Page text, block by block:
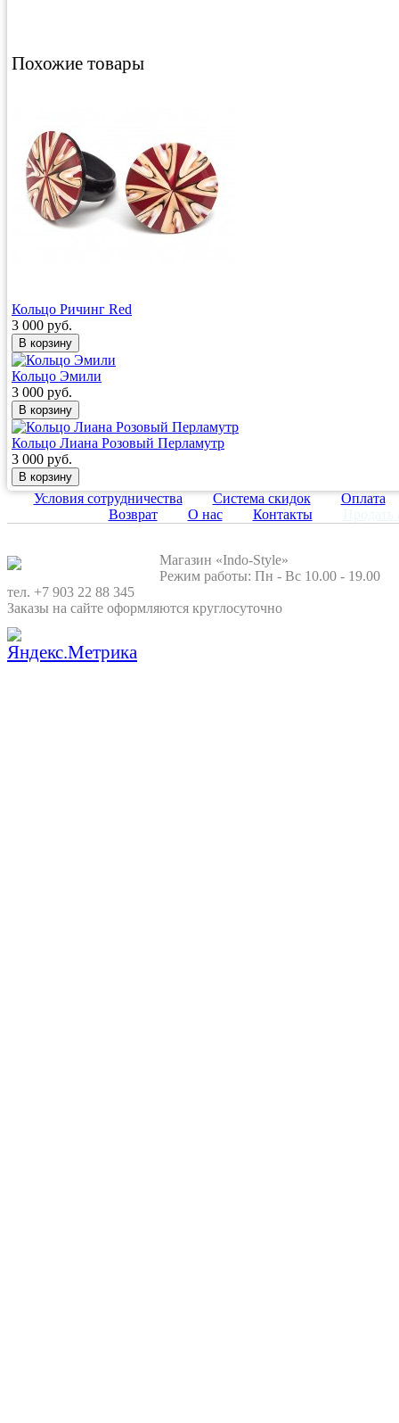
Похожие товары
Кольцо Ричинг Red
3 000 руб.
Кольцо Эмили
3 000 руб.
Кольцо Лиана Розовый Перламутр
3 000 руб.
Условия сотрудничества Система скидок
Оплата
Возврат
О нас Контакты
Магазин «Indo-Style»
Режим работы: Пн - Вс 10.00 - 19.00
тел. +7 903 22 88 345
Заказы на сайте оформляются круглосуточно